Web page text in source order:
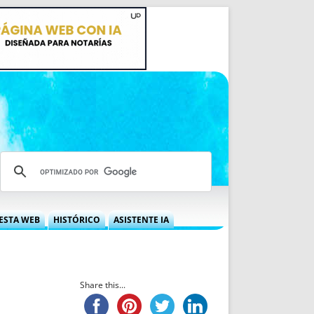
WEB HISTÓRICO ASISTENTE IA
Share this...